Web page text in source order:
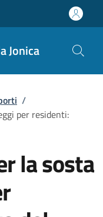
Jonica
/
per residenti:
la sosta